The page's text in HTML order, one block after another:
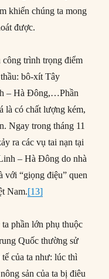
khiến chúng ta mong
được.
công trình trọng điểm
bô-xít Tây
– Hà Đông,…Phần
là có chất lượng kém,
Ngay trong tháng 11
ra các vụ tai nạn tại
– Hà Đông do nhà
với “giọng điệu” quen
Nam.[13]
phần lớn phụ thuộc
Quốc thường sử
của ta như: lúc thì
sản của ta bị điêu